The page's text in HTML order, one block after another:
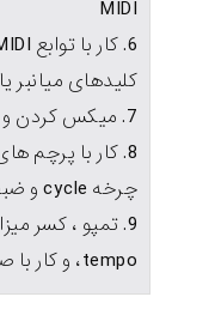
MIDI
كليدهای ميانبر يا Shortcut
7. ميكس كردن و استفاده از ماركرها marker
چرخه cycle و ضبط و پخش تركها
،tempo و كار با صدا